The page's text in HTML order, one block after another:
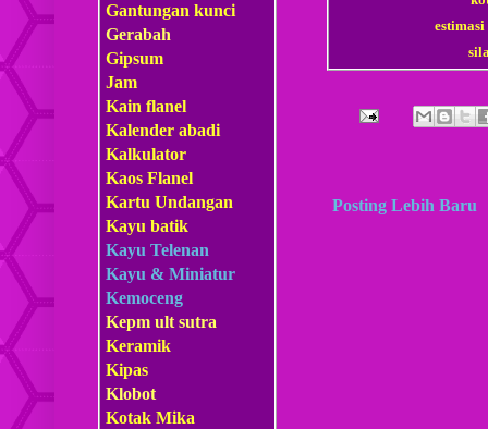
Posting Lebih Baru
Gantungan kunci
Gerabah
Gipsum
Jam
Kain flanel
Kalender abadi
Kalkulator
Kaos Flanel
Kartu Undangan
Kayu batik
Kayu Telenan
Kayu & Miniatur
Kemoceng
Kepm ult sutra
Keramik
Kipas
Klobot
Kotak Mika